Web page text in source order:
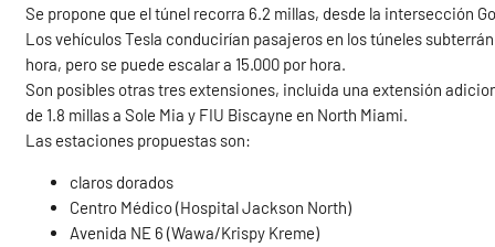
Se propone que el túnel recorra 6.2 millas, desde la intersección
Los vehículos Tesla conducirían pasajeros en los túneles
hora, pero se puede escalar a 15.000 por hora.
Son posibles otras tres extensiones, incluida una extensión
de 1.8 millas a Sole Mia y FIU Biscayne en North Miami.
Las estaciones propuestas son:
claros dorados
Centro Médico (Hospital Jackson North)
Avenida NE 6 (Wawa/Krispy Kreme)